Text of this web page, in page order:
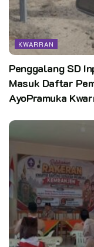
mengikuti kegiatan
diskon, serta
Pramuka nasional”
Pewarta: Yusran
Editor: Pusdatin
KWARRAN
Penggalang SD
Masuk Daftar
AyoPramuka